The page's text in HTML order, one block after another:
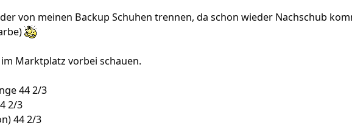
von meinen Backup Schuhen trennen, da schon wieder Nachschub
Marktplatz vorbei schauen.
44 2/3
2/3
44 2/3